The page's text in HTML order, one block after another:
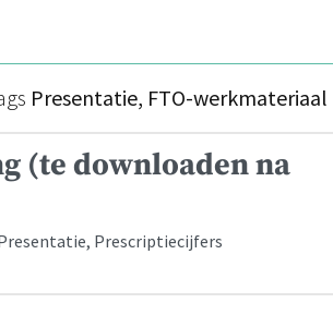
Presentatie, FTO-werkmateriaal
(te downloaden na
Prescriptiecijfers